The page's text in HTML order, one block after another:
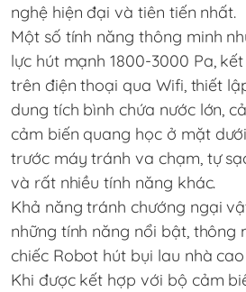
nghệ hiện đại và tiên tiến nhất.
Một số tính năng thông minh
lực hút mạnh 1800-3000 Pa,
trên điện thoại qua Wifi, thiết
dung tích bình chứa nước lớn,
cảm biến quang học ở mặt
trước máy tránh va chạm, tự
và rất nhiều tính năng khác.
Khả năng tránh chướng ngại
những tính năng nổi bật, thông
chiếc Robot hút bụi lau nhà
Khi được kết hợp với bộ cảm